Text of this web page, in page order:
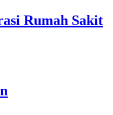
Rumah Sakit